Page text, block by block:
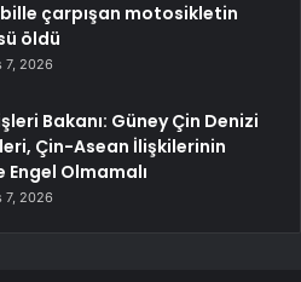
çarpışan motosikletin
öldü
7, 2026
Bakanı: Güney Çin Denizi
Çin-Asean İlişkilerinin
Engel Olmamalı
7, 2026